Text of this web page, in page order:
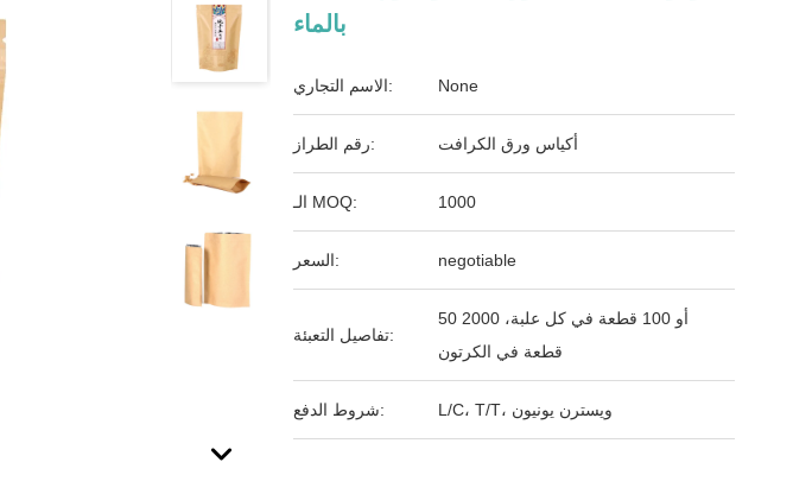
بالماء
الاسم التجاري: None
رقم الطراز: أكياس ورق الكرافت
الـ MOQ: 1000
السعر: negotiable
تفاصيل التعبئة:
50 أو 100 قطعة في كل علبة، 2000
قطعة في الكرتون
شروط الدفع: L/C، T/T، ويسترن يونيون